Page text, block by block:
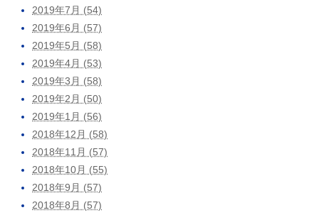
2019年7月 (54)
2019年6月 (57)
2019年5月 (58)
2019年4月 (53)
2019年3月 (58)
2019年2月 (50)
2019年1月 (56)
2018年12月 (58)
2018年11月 (57)
2018年10月 (55)
2018年9月 (57)
2018年8月 (57)